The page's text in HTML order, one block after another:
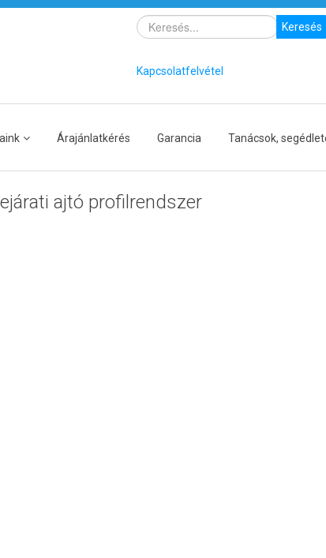
Keresés
Kapcsolatfelvétel
Árajánlatkérés Garancia Tanácsok,
ajtó profilrendszer